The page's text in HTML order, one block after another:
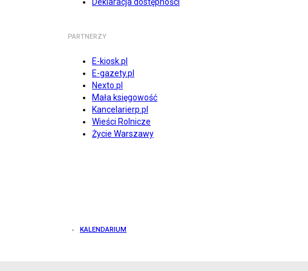
PARTNERZY
E-kiosk.pl
E-gazety.pl
Nexto.pl
Mała księgowość
Kancelarierp.pl
Wieści Rolnicze
Życie Warszawy
KALENDARIUM